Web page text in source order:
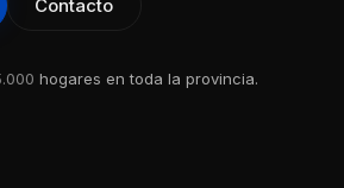
Contacto
hogares en toda la provincia.